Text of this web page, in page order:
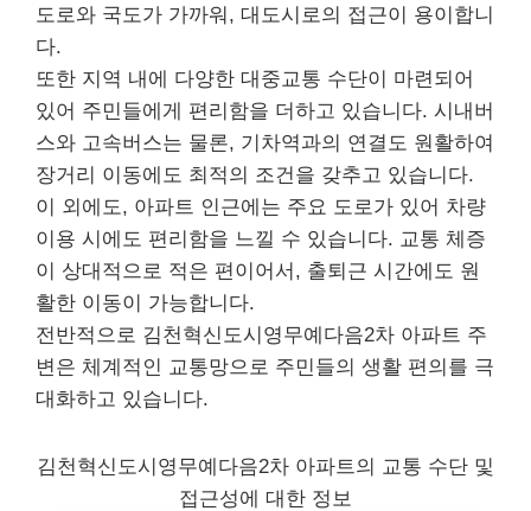
도로와 국도가 가까워, 대도시로의 접근이 용이합니
다.
또한 지역 내에 다양한 대중교통 수단이 마련되어
있어 주민들에게 편리함을 더하고 있습니다. 시내버
스와 고속버스는 물론, 기차역과의 연결도 원활하여
장거리 이동에도 최적의 조건을 갖추고 있습니다.
이 외에도, 아파트 인근에는 주요 도로가 있어 차량
이용 시에도 편리함을 느낄 수 있습니다. 교통 체증
이 상대적으로 적은 편이어서, 출퇴근 시간에도 원
활한 이동이 가능합니다.
전반적으로 김천혁신도시영무예다음2차 아파트 주
변은 체계적인 교통망으로 주민들의 생활 편의를 극
대화하고 있습니다.
김천혁신도시영무예다음2차 아파트의 교통 수단 및
접근성에 대한 정보